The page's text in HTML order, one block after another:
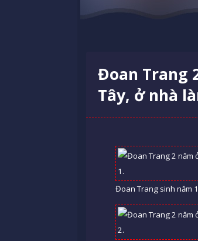
Đoan Trang
Tây, ở nhà
Đoan Trang sinh năm